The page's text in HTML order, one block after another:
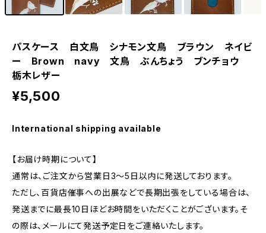
パスケース 白文鳥 シナモン文鳥 ブラウン ネイビ
ー Brown navy 文鳥 ぶんちょう ブンチョウ
栃木レザー
¥5,500
International shipping available
【お届け時期について】
通常は、ご注文から営業日3〜5日以内に発送しております。
ただし、百貨店催事への出展などで長期出張をしている場合は、
発送までに最長10日ほどお時間をいただくことがございます。そ
の際は、メールにて発送予定日をご連絡いたします。